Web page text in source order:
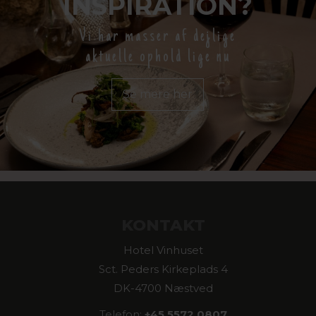
Vi har masser af dejlige
aktuelle ophold lige nu
Se mere her
Hotel Vinhuset
Sct. Peders Kirkeplads 4
DK-4700 Næstved